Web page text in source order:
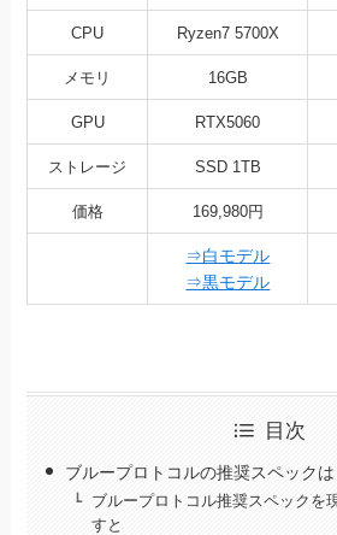
CPU Ryzen7 5700X
メモリ 16GB
GPU RTX5060
ストレージ SSD 1TB
価格 169,980円
⇒白モデル
⇒黒モデル
目次
ブループロトコルの推奨スペックは
ブループロトコル推奨スペックを
すと